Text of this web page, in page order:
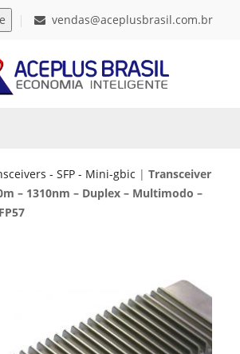
vendas@aceplusbrasil.com.br
- SFP - Mini-gbic | Transceiver
– 1310nm – Duplex – Multimodo –